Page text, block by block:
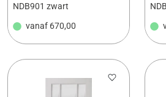
NDB901 zwart
vanaf 670,00